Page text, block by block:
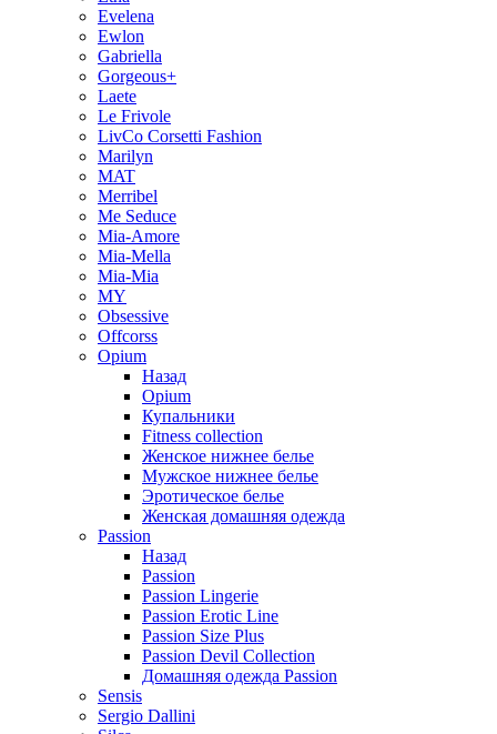
Evelena
Ewlon
Gabriella
Gorgeous+
Laete
Le Frivole
LivCo Corsetti Fashion
Marilyn
MAT
Merribel
Me Seduce
Mia-Amore
Mia-Mella
Mia-Mia
MY
Obsessive
Offcorss
Opium
Назад
Opium
Купальники
Fitness collection
Женское нижнее белье
Мужское нижнее белье
Эротическое белье
Женская домашняя одежда
Passion
Назад
Passion
Passion Lingerie
Passion Erotic Line
Passion Size Plus
Passion Devil Collection
Домашняя одежда Passion
Sensis
Sergio Dallini